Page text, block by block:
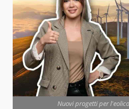
Nuovi progetti per